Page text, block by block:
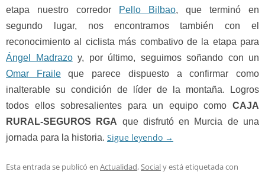
etapa nuestro corredor
Pello Bilbao, que terminó en
segundo lugar, nos encontramos también con el
reconocimiento al ciclista más combativo de la etapa para
Ángel Madrazoy, por último, seguimos soñando con un
Omar Fraileque parece dispuesto a confirmar como
inalterable su condición de líder de la montaña. Logros
todos ellos sobresalientes para un equipo como CAJA
RURAL-SEGUROS RGA que disfrutó en Murcia de una
jornada para la historia. Sigue leyendo →
Esta entrada se publicó en Actualidad,Socialy está etiquetada con